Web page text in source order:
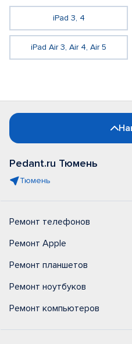
iPad 3, 4
iPad Air 3, Air 4, Air 5
Pedant.ru Тюмень
Тюмень
Ремонт телефонов
Ремонт Apple
Ремонт планшетов
Ремонт ноутбуков
Ремонт компьютеров